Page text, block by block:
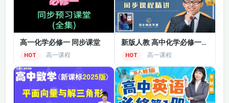
高一化学必修一 同步课堂
HOT 高一课程
新版人教 高中化学必修一在线课堂
HOT 高一课程